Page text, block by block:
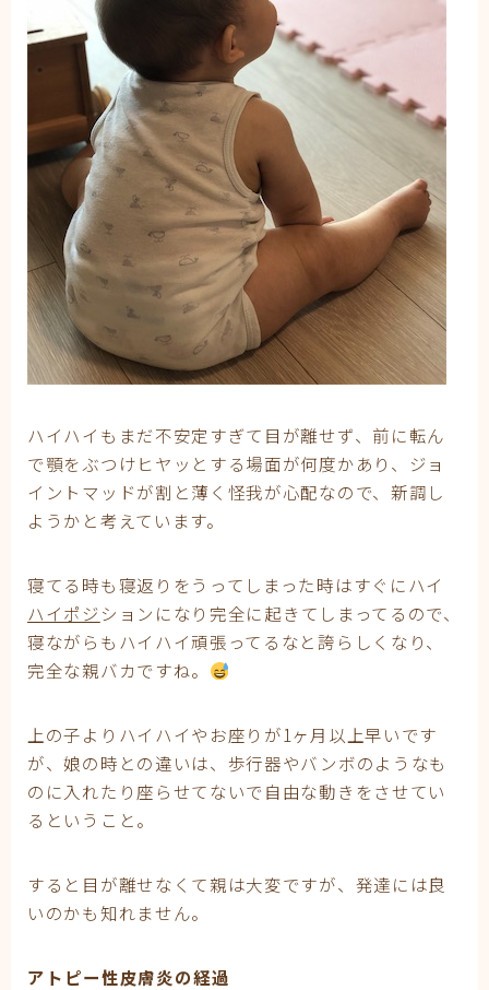
ハイハイもまだ不安定すぎて目が離せず、前に転ん
で顎をぶつけヒヤッとする場面が何度かあり、ジョ
イントマッドが割と薄く怪我が心配なので、新調し
ようかと考えています。
寝てる時も寝返りをうってしまった時はすぐにハイ
ハイポジションになり完全に起きてしまってるので、
寝ながらもハイハイ頑張ってるなと誇らしくなり、
完全な親バカですね。
上の子よりハイハイやお座りが1ヶ月以上早いです
が、娘の時との違いは、歩行器やバンボのようなも
のに入れたり座らせてないで自由な動きをさせてい
るということ。
すると目が離せなくて親は大変ですが、発達には良
いのかも知れません。
アトピー性皮膚炎の経過